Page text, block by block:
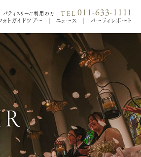
パティスリーご利用の方 TEL 011-633-1111
ォトガイドツアー ニュース パーティレポート